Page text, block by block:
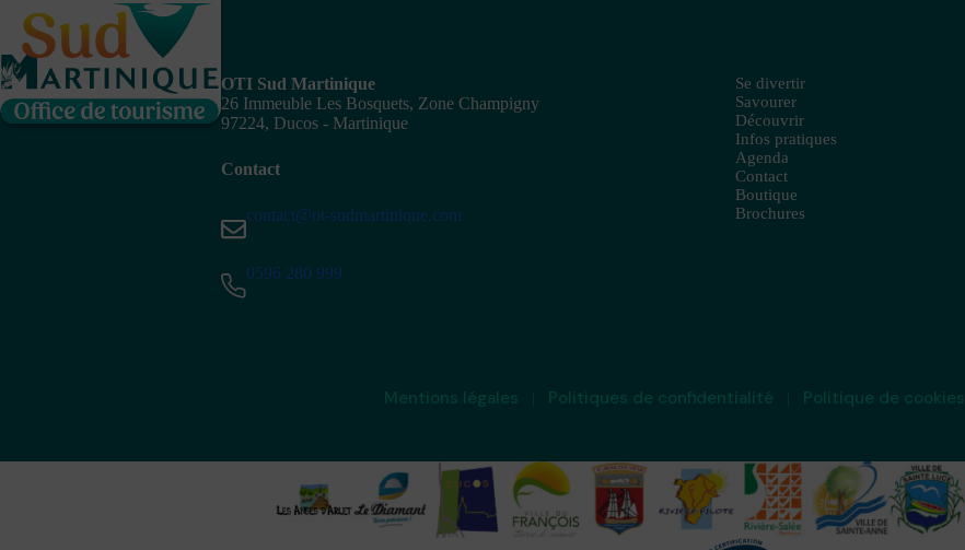
OTI Sud Martinique
26 Immeuble Les Bosquets, Zone Champigny
97224, Ducos - Martinique
Contact
contact@ot-sudmartinique.com
0596 280 999
Se divertir
Savourer
Découvrir
Infos pratiques
Agenda
Contact
Boutique
Brochures
Mentions légales Politiques de confidentialité Politique de cookies